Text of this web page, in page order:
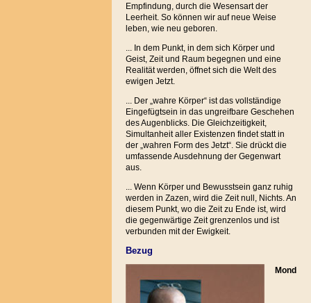
Empfindung, durch die Wesensart der
Leerheit. So können wir auf neue Weise
leben, wie neu geboren.
... In dem Punkt, in dem sich Körper und
Geist, Zeit und Raum begegnen und eine
Realität werden, öffnet sich die Welt des
ewigen Jetzt.
... Der „wahre Körper“ ist das vollständige
Eingefügtsein in das ungreifbare Geschehen
des Augenblicks. Die Gleichzeitigkeit,
Simultanheit aller Existenzen findet statt in
der „wahren Form des Jetzt“. Sie drückt die
umfassende Ausdehnung der Gegenwart
aus.
... Wenn Körper und Bewusstsein ganz ruhig
werden in Zazen, wird die Zeit null, Nichts. An
diesem Punkt, wo die Zeit zu Ende ist, wird
die gegenwärtige Zeit grenzenlos und ist
verbunden mit der Ewigkeit.
Bezug
Mond